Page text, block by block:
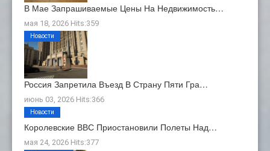
В Мае Запрашиваемые Цены На Недвижимость…
мая 18, 2026 Hits:359
Россия Запретила Въезд В Страну Пяти Гра…
июнь 03, 2026 Hits:366
Новости
Королевские ВВС Приостановили Полеты Над…
мая 24, 2026 Hits:377
Новости